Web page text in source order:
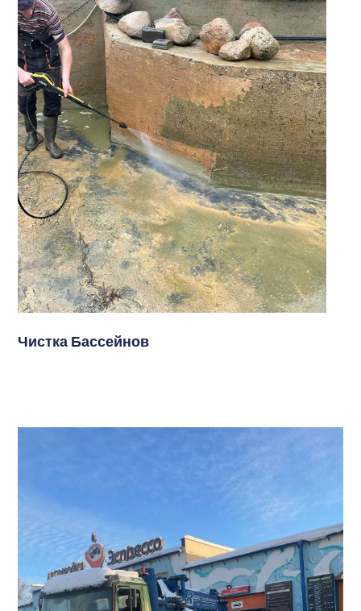
Чистка Бассейнов